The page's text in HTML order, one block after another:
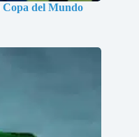
Copa del Mundo